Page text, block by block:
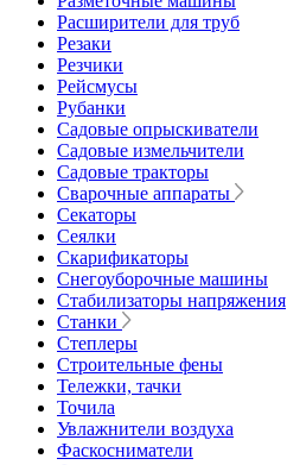
Расширители для труб
Резаки
Резчики
Рейсмусы
Рубанки
Садовые опрыскиватели
Садовые измельчители
Садовые тракторы
Сварочные аппараты
Секаторы
Сеялки
Скарификаторы
Снегоуборочные машины
Стабилизаторы напряжения
Станки
Степлеры
Строительные фены
Тележки, тачки
Точила
Увлажнители воздуха
Фаскосниматели